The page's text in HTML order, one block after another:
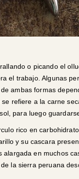
o picando el
el trabajo. Algunas
ambas formas
refiere a la carne
para luego
rico en
y su cascara
alargada en muchos
la sierra peruana